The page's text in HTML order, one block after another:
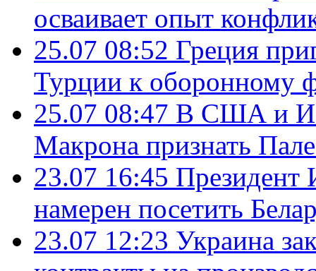
осваивает опыт
25.07 08:52 Греция
Турции к оборонному
25.07 08:47 В США и
Макрона признать
23.07 16:45 Президент
намерен посетить
23.07 12:23 Украина